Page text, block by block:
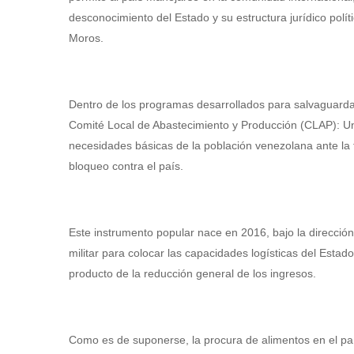
desconocimiento del Estado y su estructura jurídico
Moros.
Dentro de los programas desarrollados para
Comité Local de Abastecimiento y Producción (CLAP):
necesidades básicas de la población venezolana ante
bloqueo contra el país.
Este instrumento popular nace en 2016, bajo la
militar para colocar las capacidades logísticas del
producto de la reducción general de los ingresos.
Como es de suponerse, la procura de alimentos en el